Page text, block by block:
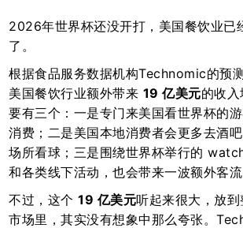
2026年世界杯还没开打，美国餐饮业已
了。
根据食品服务数据机构Technomic的预
美国餐饮行业额外带来 19 亿美元的收
要有三个：一是专门来美国看世界杯的
消费；二是美国本地消费者会更多去酒
场所看球；三是围绕世界杯举行的
和各类线下活动，也会带来一波额外客流
不过，这个 19 亿美元听起来很大，放
市场里，其实没有想象中那么夸张。